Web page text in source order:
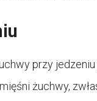
przy
żuchwy,